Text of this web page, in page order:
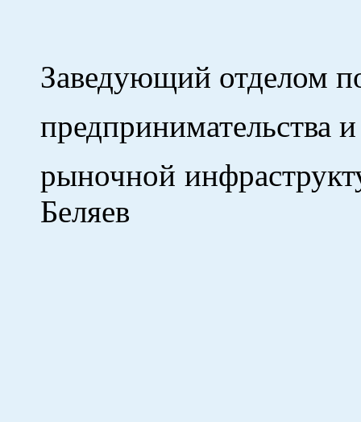
Заведующий отделом
предпринимательства и
Беляев